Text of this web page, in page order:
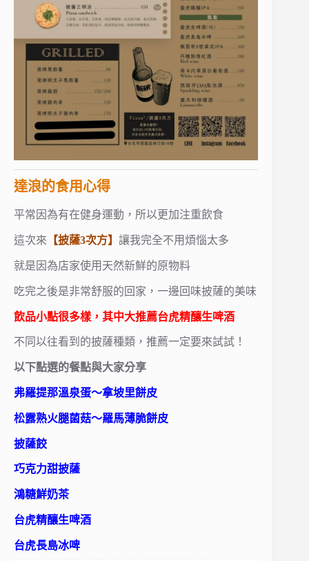
達浪的食用心得
平常因為有在健身運動，所以更加注重飲食
這次來 【披薩3次方】 讓我完全不用煩惱太多
就是因為店家使用天然新鮮的原物料
吃完之後是非常舒服的回家，一邊回味披薩的美味
飲品小點很多樣，其中大推薦台虎精釀生啤酒
不同以往看到的披薩種類，推薦一定要來試試！
以下點選的餐點與大家分享
弗羅提那溫泉蛋～拿坡里餅皮
松露熟火腿菌菇～羅馬薄脆餅皮
披薩餃
巧克力甜披薩
鴻糖鮮奶茶
台虎精釀生啤酒
台虎長島冰啤